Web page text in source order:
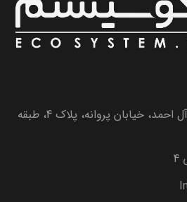
تهران، بزرگراه جلال آل احمد، خیابان پروانه، پلاک 4، طبقه